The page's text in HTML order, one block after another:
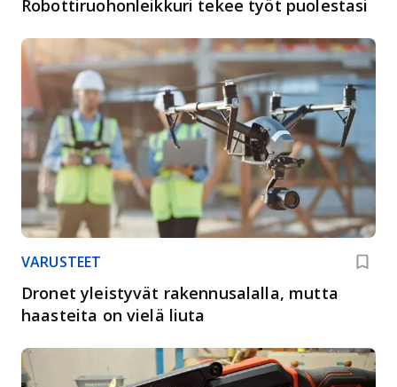
Robottiruohonleikkuri tekee työt puolestasi
VARUSTEET
Dronet yleistyvät rakennusalalla, mutta
haasteita on vielä liuta